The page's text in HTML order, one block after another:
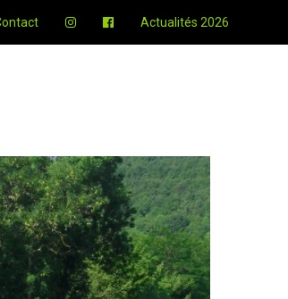
Actualités 2026